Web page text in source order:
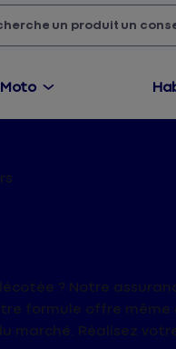
un produit,un
? Notre
formule offre
marché. Réalisez